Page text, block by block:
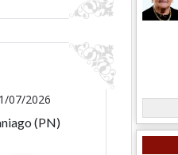
07/2026
(PN)